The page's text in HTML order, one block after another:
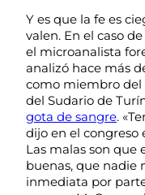
Y es que la fe es
valen. En el caso
el microanalista
analizó hace más
como miembro del
del Sudario de
gota de sangre.
dijo en el congreso
Las malas son que
buenas, que nadie
inmediata por